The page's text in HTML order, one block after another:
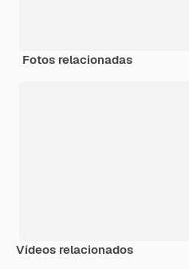
Fotos relacionadas
Vídeos relacionados